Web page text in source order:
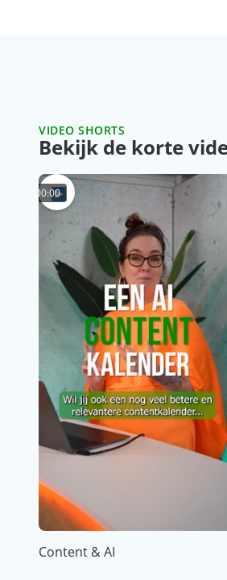
VIDEO SHORTS
Bekijk de korte
00:00
Content & AI